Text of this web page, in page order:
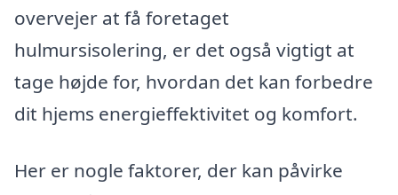
overvejer at få foretaget
hulmursisolering, er det også vigtigt at
tage højde for, hvordan det kan forbedre
dit hjems energieffektivitet og komfort.
Her er nogle faktorer, der kan påvirke